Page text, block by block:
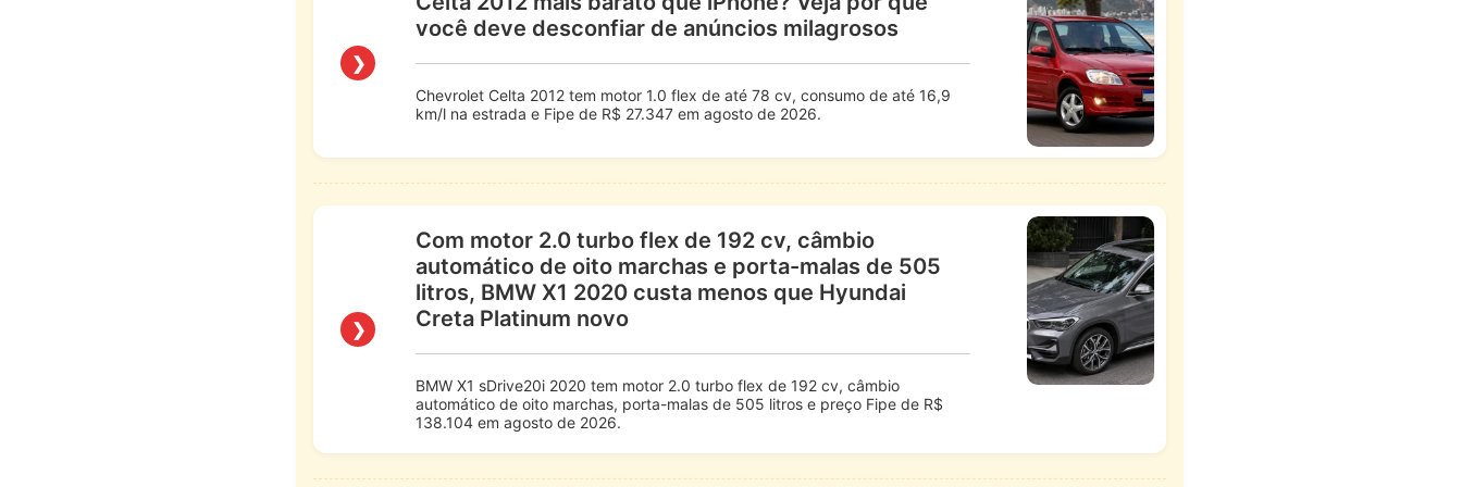
❯
você deve desconfiar de anúncios milagrosos
Chevrolet Celta 2012 tem motor 1.0 flex de até 78 cv, consumo de até 16,9
km/l na estrada e Fipe de R$ 27.347 em agosto de 2026.
❯
Com motor 2.0 turbo flex de 192 cv, câmbio
automático de oito marchas e porta-malas de 505
litros, BMW X1 2020 custa menos que Hyundai
Creta Platinum novo
BMW X1 sDrive20i 2020 tem motor 2.0 turbo flex de 192 cv, câmbio
automático de oito marchas, porta-malas de 505 litros e preço Fipe de R$
138.104 em agosto de 2026.